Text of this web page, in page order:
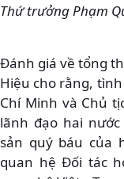
Thứ trưởng Phạm
Đánh giá về tổng
Hiệu cho rằng,
Chí Minh và Chủ
lãnh đạo hai
sản quý báu của
quan hệ Đối tác